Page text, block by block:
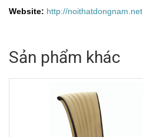
Website: http://noithatdongnam.net
Sản phẩm khác